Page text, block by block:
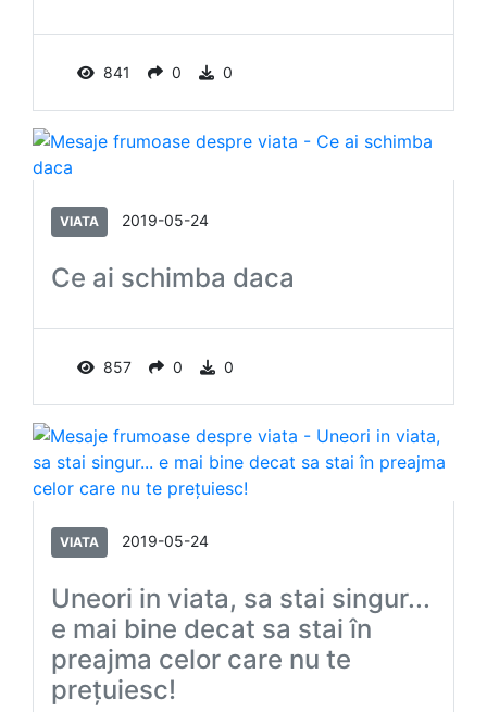
841 0 0
VIATA 2019-05-24
Ce ai schimba daca
857 0 0
VIATA 2019-05-24
Uneori in viata, sa stai singur...
e mai bine decat sa stai în
preajma celor care nu te
preţuiesc!